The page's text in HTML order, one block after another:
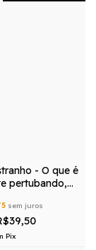
- O que é
pertubando,
sem juros
Pix